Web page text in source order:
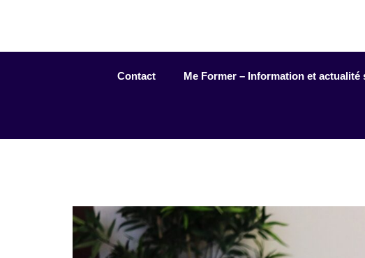
Contact Me Former – Information et actualité